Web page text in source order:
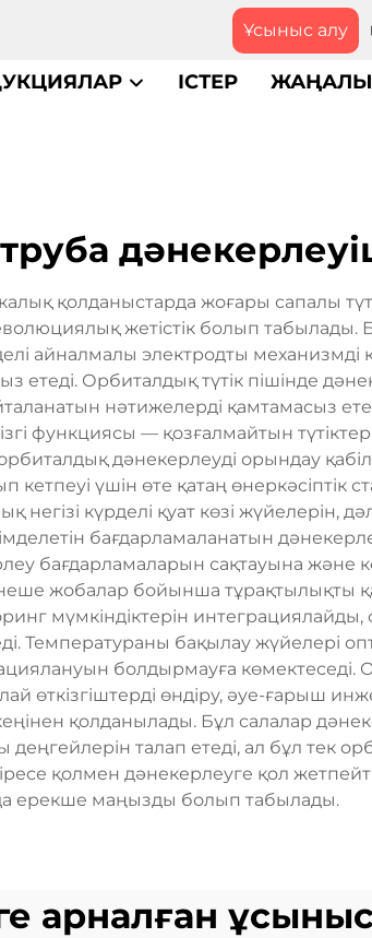
Ұсыныс алу
ІСТЕР
қолданыстарда жоғары сапалы
жетістік болып табылады.
айналмалы электродты
етеді. Орбиталдық түтік пішінде
нәтижелерді қамтамасыз
функциясы — қозғалмайтын
дәнекерлеуді орындау
үшін өте қатаң өнеркәсіптік
негізі күрделі қуат көзі жүйелерін,
бағдарламаланатын
бағдарламаларын сақтауына және
жобалар бойынша тұрақтылықты
мүмкіндіктерін
Температураны бақылау жүйелері
болдырмауға көмектеседі.
өткізгіштерді өндіру, әуе-ғарыш
қолданылады. Бұл салалар
талап етеді, ал бұл тек
қолмен дәнекерлеуге қол
ерекше маңызды болып табылады.
арналған